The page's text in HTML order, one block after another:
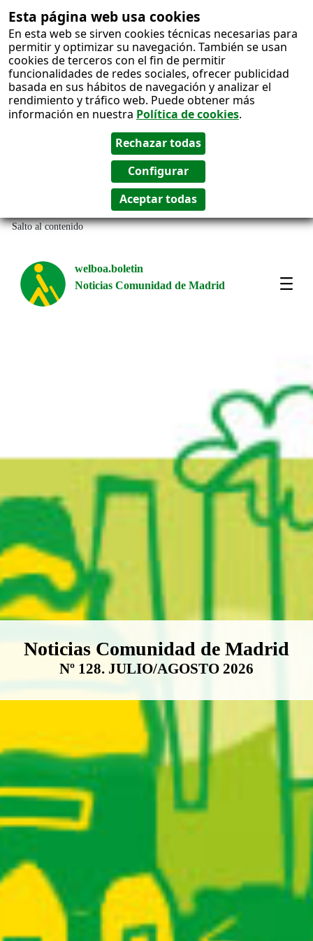
Esta página web usa cookies
En esta web se sirven cookies técnicas necesarias para
permitir y optimizar su navegación. También se usan
cookies de terceros con el fin de permitir
funcionalidades de redes sociales, ofrecer publicidad
basada en sus hábitos de navegación y analizar el
rendimiento y tráfico web. Puede obtener más
información en nuestra Política de cookies.
Salto al contenido
welboa.boletin
Noticias Comunidad de Madrid
Boletín Noticias Comunidad de
Noticias Comunidad de Madrid
Nº 128. JULIO/AGOSTO 2026